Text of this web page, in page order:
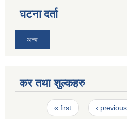
घटना दर्ता
अन्य
कर तथा शुल्कहरु
Pages« first ‹ previous